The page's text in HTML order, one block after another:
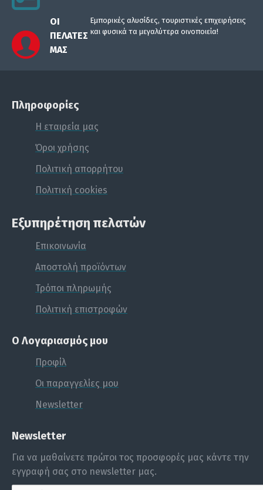
ΟΙ
ΠΕΛΆΤΕΣ
ΜΑΣ
Εμπορικές αλυσίδες, τουριστικές επιχειρήσεις
και φυσικά τα μεγαλύτερα οινοποιεία!
Πληροφορίες
Η εταιρεία μας
Όροι χρήσης
Πολιτική απορρήτου
Πολιτική cookies
Εξυπηρέτηση πελατών
Επικοινωνία
Αποστολή προϊόντων
Τρόποι πληρωμής
Πολιτική επιστροφών
Ο Λογαριασμός μου
Προφίλ
Οι παραγγελίες μου
Newsletter
Newsletter
Για να μαθαίνετε πρώτοι τος προσφορές μας κάντε την
εγγραφή σας στο newsletter μας.